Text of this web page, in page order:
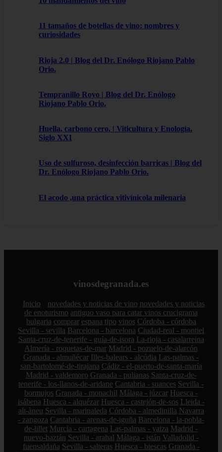
11 tamaños de botellas de vino: nombres y
curiosidades
Rioja 2.0 | Blog del Dr. Enólogo Riojano Pablo
Orio.
Tempranillo Royo | Blog del Dr. Enólogo
Riojano Pablo Orio.
Huella, carbono cero. | Viticultura y Enología.
Siglo XXI
Uso de sulfuroso, desinfección barricas | Blog del
Dr. Enólogo Riojano Pablo Orio.
El acodo ,una práctica vitivínicola milenaria
vinosdegranada.es
Inicio novedades y noticias de vino novedades y noticias
de enoturismo antiguo vaso para catar vinos crucigrama
bulgaria comprar espana tipo vinos Córdoba - córdoba
Sevilla - sevilla Barcelona - barcelona Ciudad-real - montiel
Santa-cruz-de-tenerife - guía-de-isora La-rioja - casalarreina
Almería - roquetas-de-mar Madrid - pozuelo-de-alarcón
Granada - almuñécar Illes-balears - alcúdia Las-palmas -
san-bartolomé-de-tirajana Cádiz - el-puerto-de-santa-maría
Madrid - valdemoro Granada - pulianas Santa-cruz-de-
tenerife - los-llanos-de-aridane Cantabria - suances Sevilla -
bormujos Granada - monachil Málaga - júzcar Huesca -
isábena Huesca - alquézar Huesca - castejón-de-sos Lleida -
alt-àneu Sevilla - marinaleda Córdoba - almedinilla Navarra
- zangoza Cantabria - arenas-de-iguña Barcelona - la-pobla-
de-lillet Murcia - cartagena Las-palmas - yaiza Madrid -
nuevo-baztán Sevilla - arahal Málaga - istán Valladolid -
fuensaldaña Sevilla - salteras Huesca - biescas Granada -